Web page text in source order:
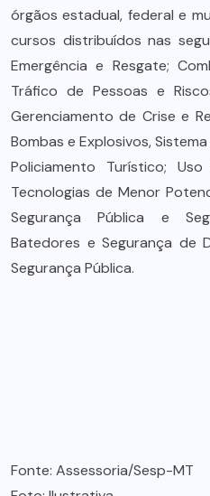
órgãos estadual, federal e
cursos distribuídos nas
Emergência e Resgate;
Tráfico de Pessoas e
Gerenciamento de Crise e
Bombas e Explosivos,
Policiamento Turístico;
Tecnologias de Menor
Segurança Pública e
Batedores e Segurança de
Segurança Pública.
Fonte: Assessoria/Sesp-MT